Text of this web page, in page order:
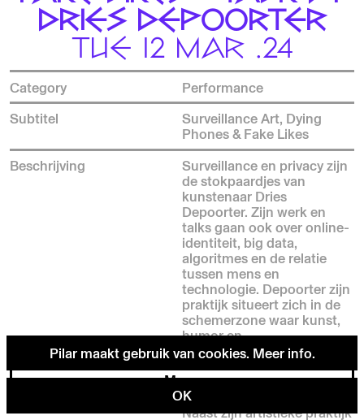
Menu
DRIES DEPOORTER
TUE 12 MAR .24
Category
Performance
Subtitel
Surveillance Art, Dying
Phones & Fake Likes
Beschrijving
Surveillance en privacy zijn
de stokpaardjes van
kunstenaar Dries
Depoorter. Zijn werk en
talks gaan ook over online-
identiteit, big data,
algoritmes en de relatie
tussen mens en
technologie. Depoorter zijn
praktijk situeert zich in de
schemerzone waar kunst,
humor en
maatschappijkritiek
samenkomen, en raakt aan
het randje van wat (il)legaal
is.
Naast zijn artistieke praktijk
Pilar maakt gebruik van cookies. Meer info.
OK